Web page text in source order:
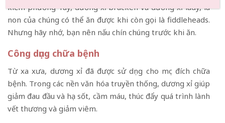
kiếm phương Tây, dương xỉ bracken và dương xỉ lady, lá
non của chúng có thể ăn được khi còn gọi là fiddleheads.
Nhưng hãy nhớ, bạn nên nấu chín chúng trước khi ăn.
Công dụng chữa bệnh
Từ xa xưa, dương xỉ đã được sử dụng cho mục đích chữa
bệnh. Trong các nền văn hóa truyền thống, dương xỉ giúp
giảm đau đầu và hạ sốt, cầm máu, thúc đẩy quá trình lành
vết thương và giảm viêm.